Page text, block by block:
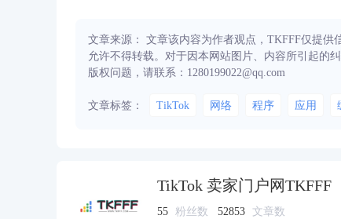
文章来源： 文章该内容为作者观点，TKFFF仅提
允许不得转载。对于因本网站图片、内容所引起的
版权问题，请联系：1280199022@qq.com
文章标签： TikTok 网络 程序 应用
TikTok 卖家门户网TKFFF
55 粉丝数 52853
文章数